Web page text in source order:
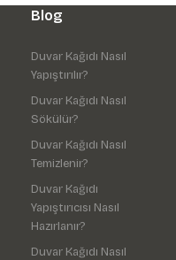
Blog
Duvar Kağıdı Nasıl
Yapıştırılır?
Duvar Kağıdı Nasıl
Sökülür?
Duvar Kağıdı Nasıl
Temizlenir?
Duvar Kağıdı
Yapıştırıcısı Nasıl
Hazırlanır?
Duvar Kağıdı Nasıl